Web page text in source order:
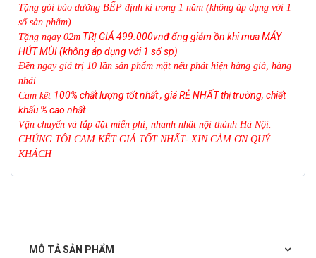
Tặng gói bảo dưỡng BẾP định kì trong 1 năm (không áp dụng với 1
số sản phẩm).
Tặng ngay 02m TRỊ GIÁ 499.000vnđống giảm ồn khi mua MÁY
HÚT MÙI (không áp dụng với 1 sốsp)
Đền ngay giá trị 10 lần sản phẩm mặt nếu phát hiện hàng giả, hàng
nhái
Cam kết 100% chất lượng tốt nhất , giá RẺ NHẤT thị trường, chiết
khấu % cao nhất
Vận chuyển và lắp đặt miễn phí, nhanh nhất nội thành Hà Nội.
CHÚNG TÔI CAM KẾT GIÁ TỐT NHẤT- XIN CẢM ƠN QUÝ
KHÁCH
MÔ TẢ SẢN PHẨM